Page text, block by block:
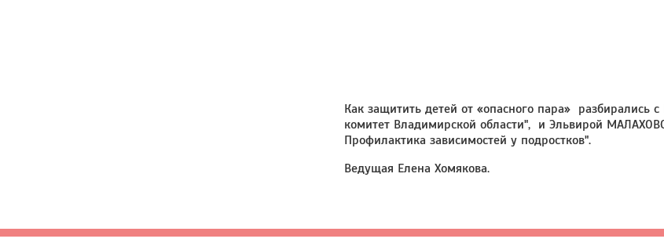
Как защитить детей от «опасного пара»
комитет Владимирской области", и Эльвирой
Профилактика зависимостей у подростков".
Ведущая Елена Хомякова.